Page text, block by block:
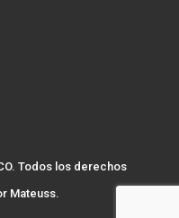
Todos los derechos
Mateuss.